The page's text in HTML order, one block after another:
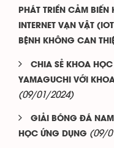
PHÁT TRIỂN CẢM
INTERNET VẠN VẬT
BỆNH KHÔNG CAN
CHIA SẺ KHOA
YAMAGUCHI VỚI
(09/01/2024)
GIẢI BÓNG ĐÁ NAM
HỌC ỨNG DỤNG (09/